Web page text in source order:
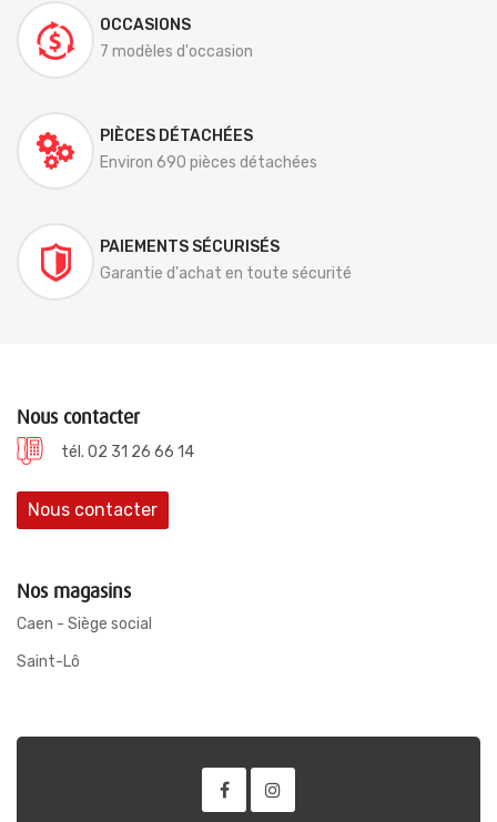
OCCASIONS
7 modèles d'occasion
PIÈCES DÉTACHÉES
Environ 690 pièces détachées
PAIEMENTS SÉCURISÉS
Garantie d'achat en toute sécurité
Nous contacter
tél. 02 31 26 66 14
Nous contacter
Nos magasins
Caen - Siège social
Saint-Lô